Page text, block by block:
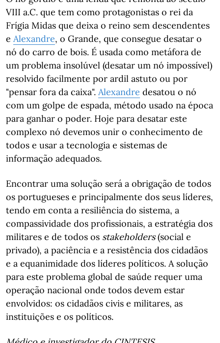
VIII a.C. que tem como protagonistas o rei da
Frígia Midas que deixa o reino sem descendentes
e Alexandre, o Grande, que consegue desatar o
nó do carro de bois. É usada como metáfora de
um problema insolúvel (desatar um nó impossível)
resolvido facilmente por ardil astuto ou por
"pensar fora da caixa". Alexandre desatou o nó
com um golpe de espada, método usado na época
para ganhar o poder. Hoje para desatar este
complexo nó devemos unir o conhecimento de
todos e usar a tecnologia e sistemas de
informação adequados.
Encontrar uma solução será a obrigação de todos
os portugueses e principalmente dos seus líderes,
tendo em conta a resiliência do sistema, a
compassividade dos profissionais, a estratégia dos
militares e de todos os stakeholders(social e
privado), a paciência e a resistência dos cidadãos
e a equanimidade dos líderes políticos. A solução
para este problema global de saúde requer uma
operação nacional onde todos devem estar
envolvidos: os cidadãos civis e militares, as
instituições e os políticos.